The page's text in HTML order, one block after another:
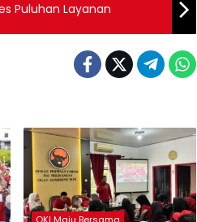
Puluhan Layanan
OKI Maju Bersama